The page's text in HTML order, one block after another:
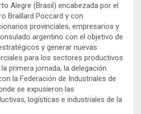
Alegre (Brasil) encabezada por el
Braillard Poccard y con
provinciales, empresarios y
argentino con el objetivo de
y generar nuevas
para los sectores productivos
primera jornada, la delegación
la Federación de Industriales de
se expusieron las
logísticas e industriales de la